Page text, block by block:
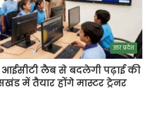
उत्तर प्रदेश
आईसीटी लैब से बदलेगी पढ़ाई की
में तैयार होंगे मास्टर ट्रेनर